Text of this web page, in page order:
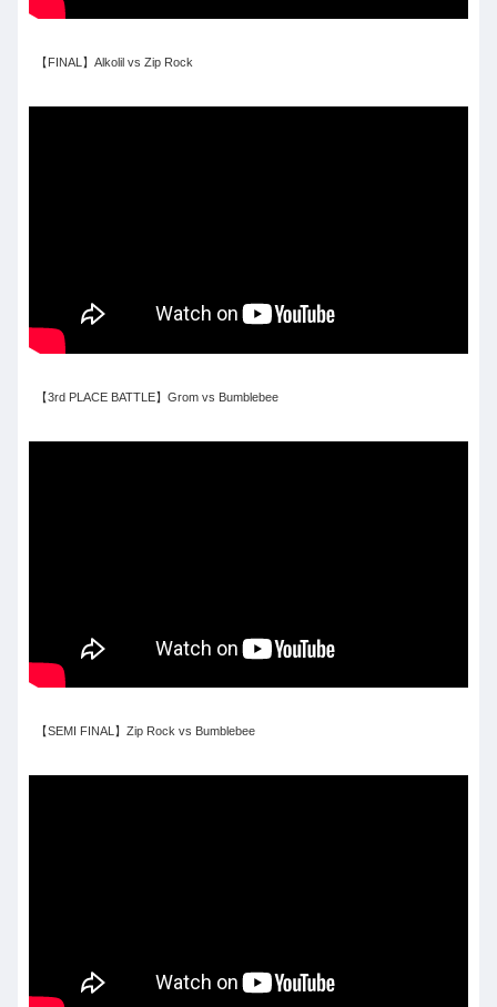
【FINAL】Alkolil vs Zip Rock
【3rd PLACE BATTLE】Grom vs Bumblebee
【SEMI FINAL】Zip Rock vs Bumblebee